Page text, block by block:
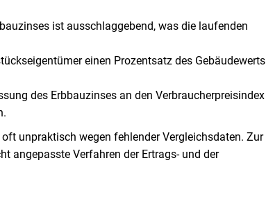
ist ausschlaggebend, was die laufenden
einen Prozentsatz des Gebäudewerts
des Erbbauzinses an den Verbraucherpreisindex
unpraktisch wegen fehlender Vergleichsdaten. Zur
angepasste Verfahren der Ertrags- und der